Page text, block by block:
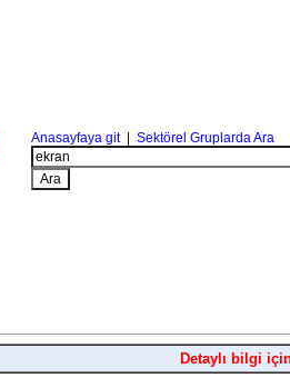
Anasayfaya git| Sektörel Gruplarda Ara
Detaylı bilgi